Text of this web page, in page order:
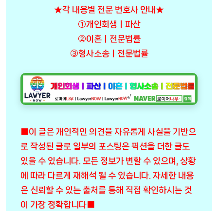
★각 내용별 전문 변호사 안내★
①개인회생ㅣ파산
②이혼ㅣ전문법률
③형사소송ㅣ전문법률
■이 글은 개인적인 의견을 자유롭게 사실을 기반으
로 작성된 글로 일부의 포스팅은 픽션을 더한 글도
있을 수 있습니다. 모든 정보가 변할 수 있으며, 상황
에 따라 다르게 재해석 될 수 있습니다. 자세한 내용
은 신뢰할 수 있는 출처를 통해 직접 확인하시는 것
이 가장 정확합니다■